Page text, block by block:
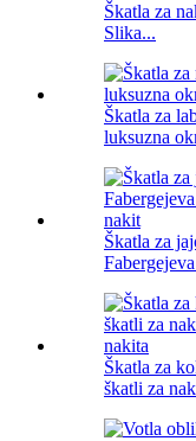
Škatla za
Slika...
Škatla za
luksuzna
Škatla za
Škatla za
škatli za